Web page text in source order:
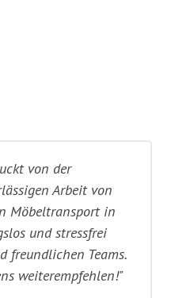
von der
Arbeit von
Möbeltransport in
und stressfrei
freundlichen Teams.
weiterempfehlen!"